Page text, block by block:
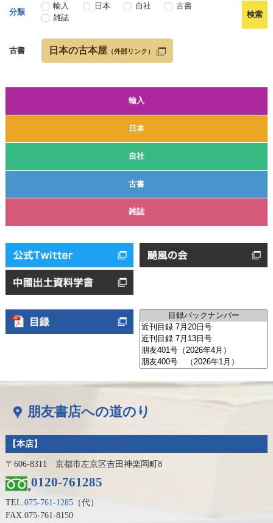
輸入
日本
自社
古書
雑誌
分類
輸入 日本 自社
古書
雑誌
古書 日本の古本屋 （外部リンク）
朋友書店への道のり
【本店】
〒606-8311 京都市左京区吉田神楽岡町8
0120-761285
TEL.075-761-1285（代）
FAX.075-761-8150